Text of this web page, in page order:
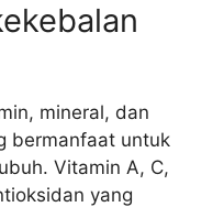
mineral, dan
bermanfaat untuk
Vitamin A, C,
yang